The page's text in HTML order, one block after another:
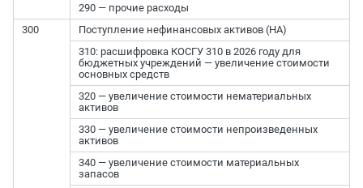
290 — прочие расходы
300
Поступление нефинансовых активов (НА)
310: расшифровка КОСГУ 310 в 2026 году для
бюджетных учреждений — увеличение стоимости
основных средств
320 — увеличение стоимости нематериальных
активов
330 — увеличение стоимости непроизведенных
активов
340 — увеличение стоимости материальных
запасов